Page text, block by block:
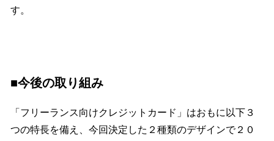
す。
■今後の取り組み
「フリーランス向けクレジットカード」はおもに以下３
つの特長を備え、今回決定した２種類のデザインで２０